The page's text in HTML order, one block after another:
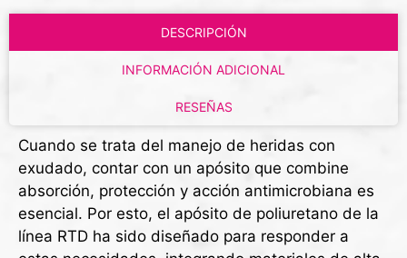
DESCRIPCIÓN
INFORMACIÓN ADICIONAL
RESEÑAS
Cuando se trata del manejo de heridas con
exudado, contar con un apósito que combine
absorción, protección y acción antimicrobiana es
esencial. Por esto, el apósito de poliuretano de la
línea RTD ha sido diseñado para responder a